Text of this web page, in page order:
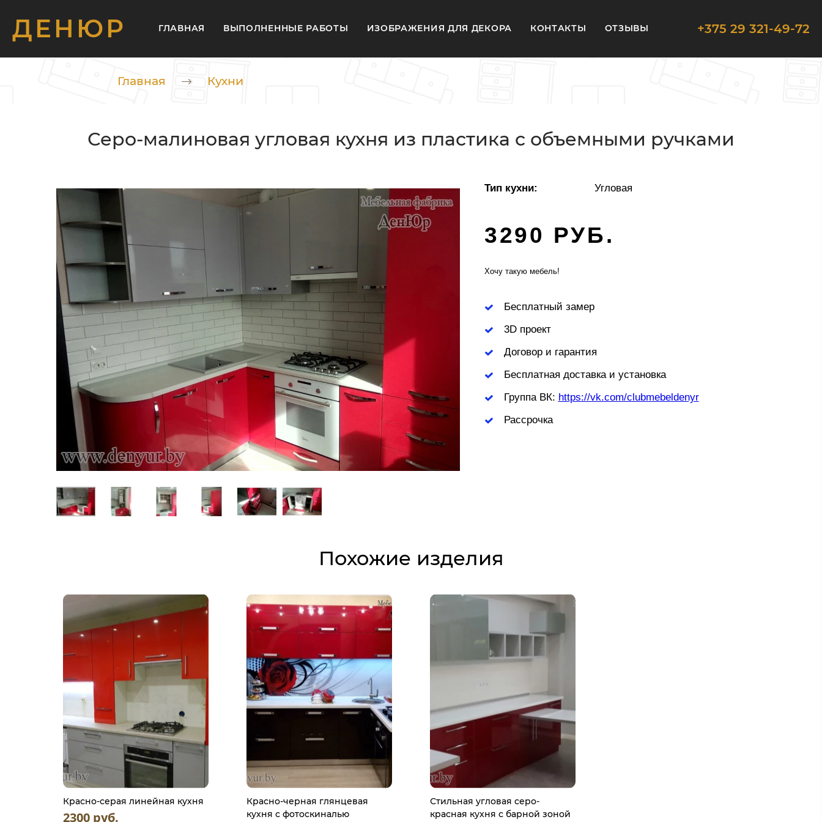
ДЕНЮР ГЛАВНАЯ ВЫПОЛНЕННЫЕ РАБОТЫ ИЗОБРАЖЕНИЯ ДЛЯ ДЕКОРА КОНТАКТЫ ОТЗЫВЫ +375 29 321-49-72
Главная Кухни
Серо-малиновая угловая кухня из пластика с объемными ручками
Тип кухни: Угловая
3290 РУБ.
Хочу такую мебель!
Бесплатный замер
3D проект
Договор и гарантия
Бесплатная доставка и установка
Группа ВК: https://vk.com/clubmebeldenyr
Рассрочка
Похожие изделия
Красно-серая линейная кухня
2300 руб.
Красно-черная глянцевая
кухня с фотоскиналью
Стильная угловая серо-
красная кухня с барной зоной